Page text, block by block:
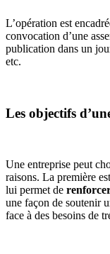
L’opération est
convocation d’une
publication dans un
etc.
Les objectifs
Une entreprise peut
raisons. La première
lui permet de
une façon de soutenir
face à des besoins de